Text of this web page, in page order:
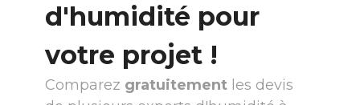
d'humidité pour
votre projet !
Comparez gratuitement les devis